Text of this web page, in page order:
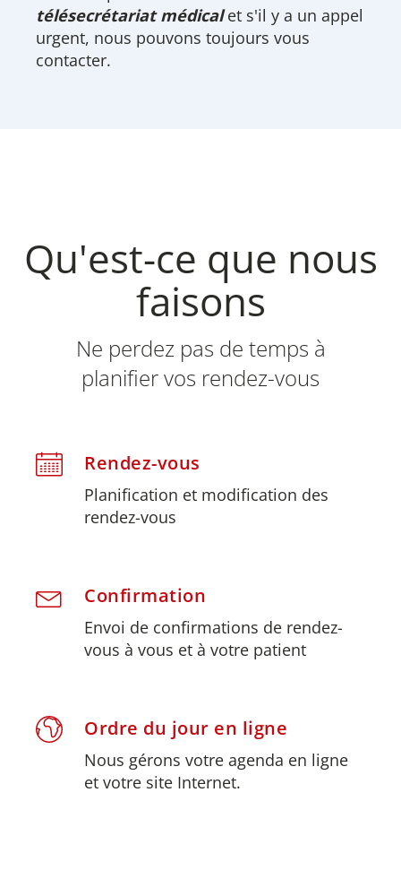
télésecrétariat médicalet s'il y a un appel
urgent, nous pouvons toujours vous
contacter.
Qu'est-ce que nous
faisons
Ne perdez pas de temps à
planifier vos rendez-vous
Rendez-vous
Planification et modification des
rendez-vous
Confirmation
Envoi de confirmations de rendez-
vous à vous et à votre patient
Ordre du jour en ligne
Nous gérons votre agenda en ligne
et votre site Internet.